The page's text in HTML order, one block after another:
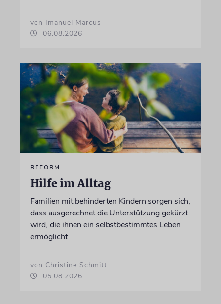
von Imanuel Marcus
06.08.2026
REFORM
Hilfe im Alltag
Familien mit behinderten Kindern sorgen sich,
dass ausgerechnet die Unterstützung gekürzt
wird, die ihnen ein selbstbestimmtes Leben
ermöglicht
von Christine Schmitt
05.08.2026